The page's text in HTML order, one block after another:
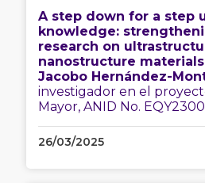
A step down for a step
knowledge:
research on
nanostructure
Jacobo Hernández-
investigador en el
Mayor, ANID No.
26/03/2025